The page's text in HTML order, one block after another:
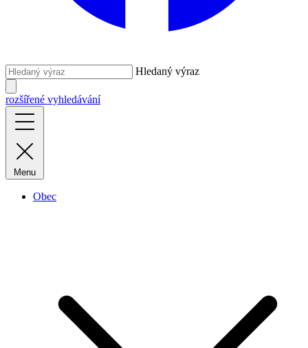
Hledaný výraz
rozšířené vyhledávání
Menu
Obec